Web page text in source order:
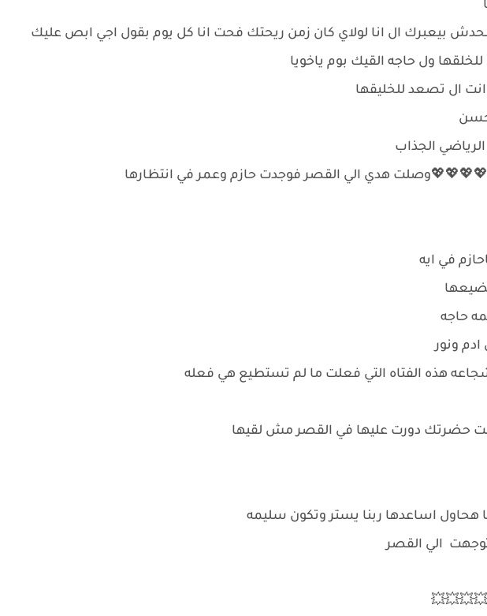
بيعبرك ال انا لولاي كان زمن ريحتك فحت انا كل يوم بقول اجي ابص عليك
ول حاجه القيك بوم ياخويا
ال تصعد للخليقها
الجذاب
هدي الي القصر فوجدت حازم وعمر في انتظارها
في ايه
حاجه
ونور
هذه الفتاه التي فعلت ما لم تستطيع هي فعله
حضرتك دورت عليها في القصر مش لقيها
هحاول اساعدها ربنا يستر وتكون سليمه
الي القصر